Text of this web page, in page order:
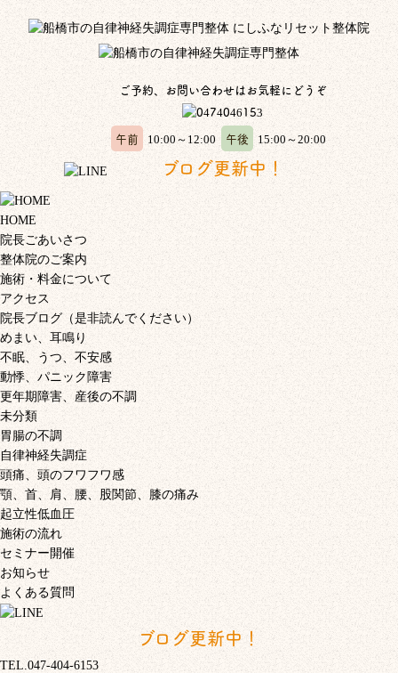
ご予約、お問い合わせはお気軽にどうぞ
午前 10:00～12:00 午後 15:00～20:00
ブログ更新中！
HOME
院長ごあいさつ
整体院のご案内
施術・料金について
アクセス
院長ブログ（是非読んでください）
めまい、耳鳴り
不眠、うつ、不安感
動悸、パニック障害
更年期障害、産後の不調
未分類
胃腸の不調
自律神経失調症
頭痛、頭のフワフワ感
顎、首、肩、腰、股関節、膝の痛み
起立性低血圧
施術の流れ
セミナー開催
お知らせ
よくある質問
ブログ更新中！
TEL.047-404-6153